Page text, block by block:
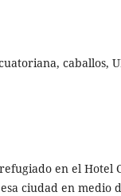
caballos,
en el Hotel
ciudad en medio